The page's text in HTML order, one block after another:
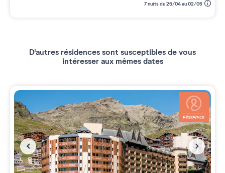
7 nuits du 25/04 au 02/05
D'autres résidences sont susceptibles de vous
intéresser aux mêmes dates